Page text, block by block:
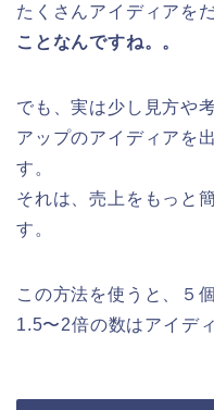
たくさんアイディアを
ことなんですね。。
でも、実は少し見方や
アップのアイディアを
す。
それは、売上をもっと
す。
この方法を使うと、５
1.5〜2倍の数はアイデ